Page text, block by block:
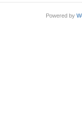
Powered by